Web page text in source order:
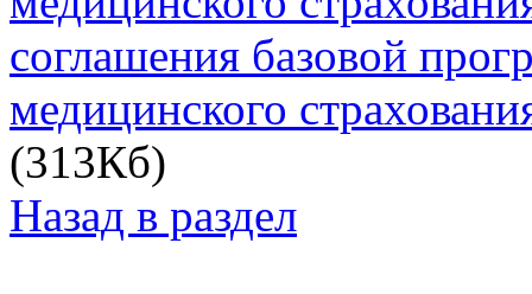
соглашения базовой
медицинского
(313Кб)
Назад в раздел